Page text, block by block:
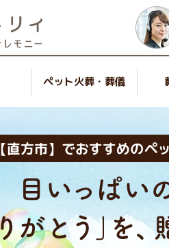
ペット火葬・葬儀
【直方市】でおすすめのペ